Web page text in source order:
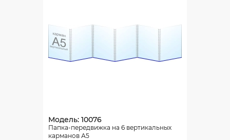
Модель: 10076
Папка-передвижка на 6 вертикальных
карманов А5